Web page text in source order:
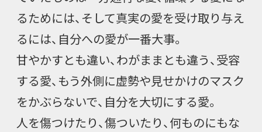
るためには、そして真実の愛を受け取り与え
るには、自分への愛が一番大事。
甘やかすとも違い、わがままとも違う、受容
する愛、もう外側に虚勢や見せかけのマスク
をかぶらないで、自分を大切にする愛。
人を傷つけたり、傷ついたり、何ものにもな